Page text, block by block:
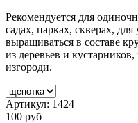
Рекомендуется для
садах, парках, скверах,
выращиваться в составе
из деревьев и
изгороди.
Артикул: 1424
100 руб